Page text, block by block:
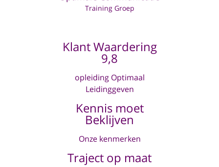
Training Groep
Klant Waardering
9,8
opleiding Optimaal
Leidinggeven
Kennis moet
Beklijven
Onze kenmerken
Traject op maat